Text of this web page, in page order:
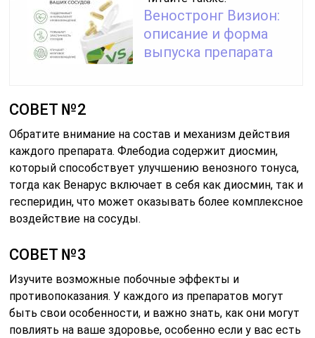
Веностронг Визион:
описание и форма
выпуска препарата
СОВЕТ №2
Обратите внимание на состав и механизм действия
каждого препарата. Флебодиа содержит диосмин,
который способствует улучшению венозного тонуса,
тогда как Венарус включает в себя как диосмин, так и
гесперидин, что может оказывать более комплексное
воздействие на сосуды.
СОВЕТ №3
Изучите возможные побочные эффекты и
противопоказания. У каждого из препаратов могут
быть свои особенности, и важно знать, как они могут
повлиять на ваше здоровье, особенно если у вас есть